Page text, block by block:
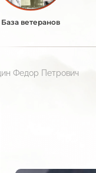
База ветеранов
Федор Петрович